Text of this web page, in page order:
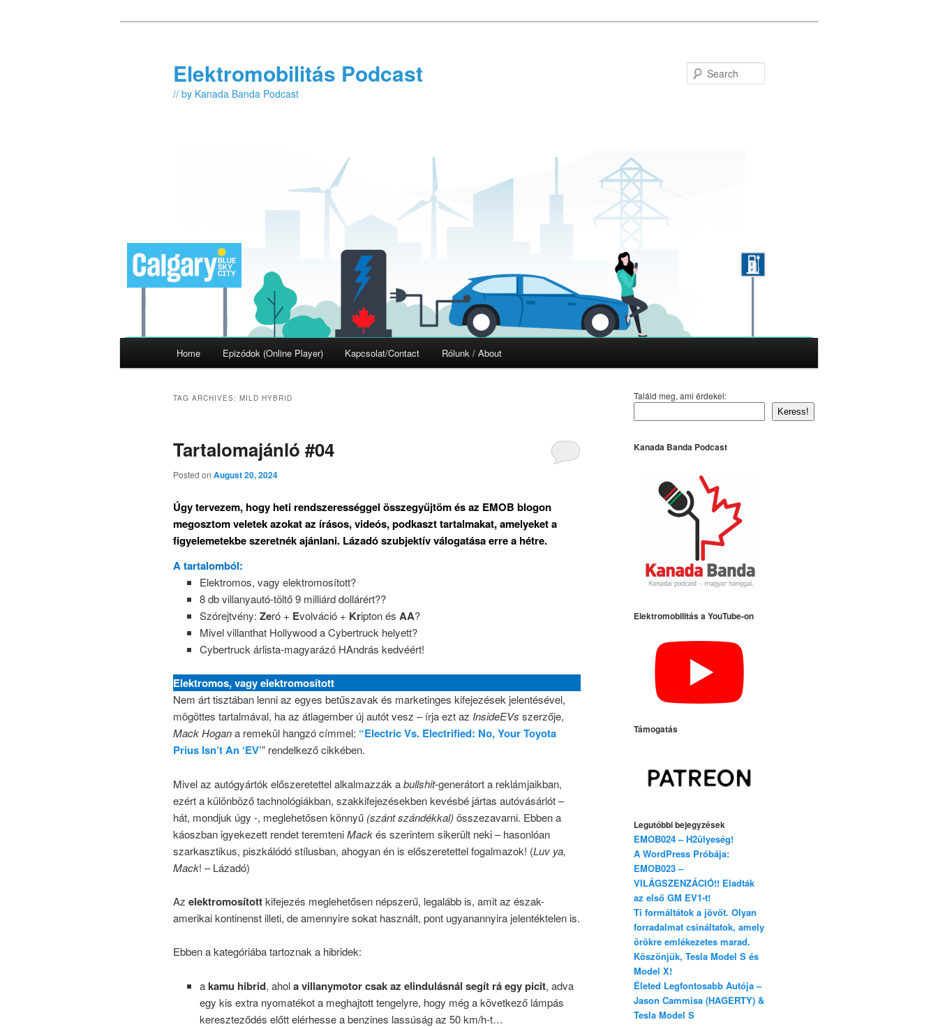
Elektromobilitás Podcast
// by Kanada Banda Podcast
Home Epizódok (Online Player) Kapcsolat/Contact Rólunk / About
TAG ARCHIVES: MILD HYBRID
Tartalomajánló #04
Posted on August 20, 2024
Úgy tervezem, hogy heti rendszerességgel összegyűjtöm és az EMOB blogon
megosztom veletek azokat az írásos, videós, podkaszt tartalmakat, amelyeket a
figyelemetekbe szeretnék ajánlani. Lázadó szubjektív válogatása erre a hétre.
A tartalomból:
Elektromos, vagy elektromosított?
8 db villanyautó-töltő 9 milliárd dollárért??
Szórejtvény: Zeró + Evolváció + Kripton és AA?
Mivel villanthat Hollywood a Cybertruck helyett?
Cybertruck árlista-magyarázó HAndrás kedvéért!
Elektromos, vagy elektromosított
Nem árt tisztában lenni az egyes betűszavak és marketinges kifejezések jelentésével,
mögöttes tartalmával, ha az átlagember új autót vesz – írja ezt az InsideEVs szerzője,
Mack Hogana remekül hangzó címmel: “Electric Vs. Electrified: No, Your Toyota
Prius Isn’t An ‘EV’” rendelkező cikkében.
Mivel az autógyártók előszeretettel alkalmazzák abullshit-generátort a reklámjaikban,
ezért a különböző tachnológiákban, szakkifejezésekben kevésbé jártas autóvásárlót –
hát, mondjuk úgy -, meglehetősen könnyű (szánt szándékkal) összezavarni. Ebben a
káoszban igyekezett rendet teremteniMackés szerintem sikerült neki – hasonlóan
szarkasztikus, piszkálódó stílusban, ahogyan én is előszeretettel fogalmazok! (Luv ya,
Mack! – Lázadó)
Az elektromosítottkifejezés meglehetősen népszerű, legalább is, amit az észak-
amerikai kontinenst illeti, de amennyire sokat használt, pont ugyanannyira jelentéktelen is.
Ebben a kategóriába tartoznak a hibridek:
akamu hibrid, ahola villanymotor csak az elindulásnál segít rá egy picit, adva
egy kis extra nyomatékot a meghajtott tengelyre, hogy még a következő lámpás
kereszteződés előtt elérhesse a benzines lassúság az 50 km/h-t…
Találd meg, ami érdekel:
Keress!
Kanada Banda Podcast
Elektromobilitás a YouTube-on
Támogatás
Legutóbbi bejegyzések
EMOB024 – H2ülyeség!
A WordPress Próbája:
EMOB023 –
VILÁGSZENZÁCIÓ!! Eladták
az első GM EV1-t!
Ti formáltátok a jövőt. Olyan
forradalmat csináltatok, amely
örökre emlékezetes marad.
Köszönjük, Tesla Model S és
Model X!
Életed Legfontosabb Autója –
Jason Cammisa (HAGERTY) &
Tesla Model S